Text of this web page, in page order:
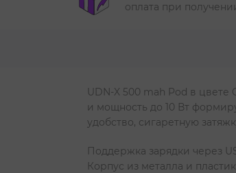
оплата при
UDN-X 500 mah Pod в цвете
и мощность до 10 Вт
удобство, сигаретную
Поддержка зарядки через
Корпус из металла и